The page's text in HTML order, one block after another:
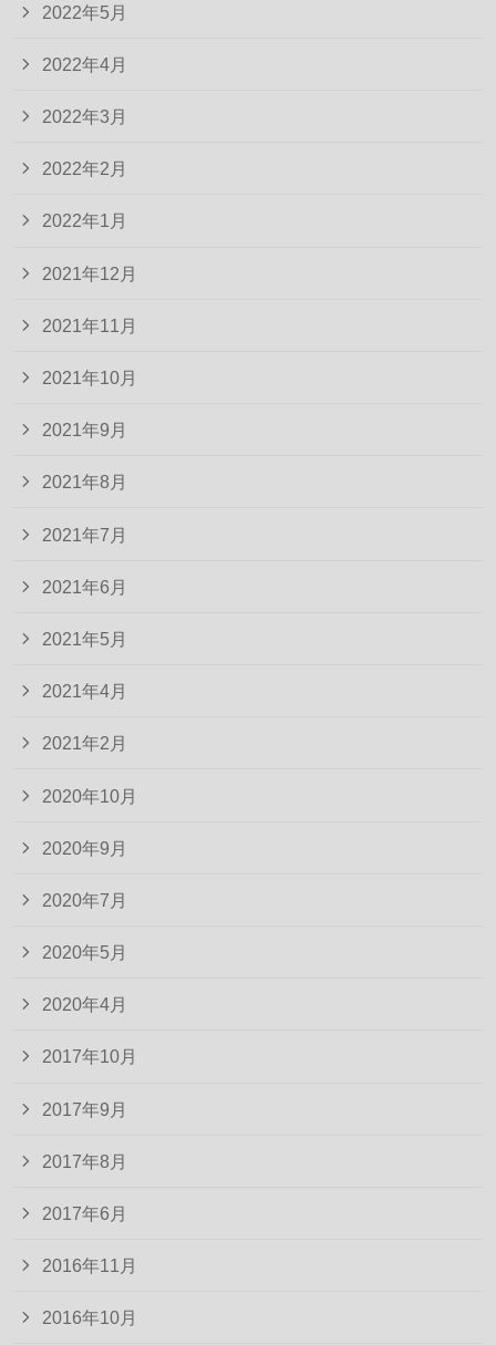
2022年5月
2022年4月
2022年3月
2022年2月
2022年1月
2021年12月
2021年11月
2021年10月
2021年9月
2021年8月
2021年7月
2021年6月
2021年5月
2021年4月
2021年2月
2020年10月
2020年9月
2020年7月
2020年5月
2020年4月
2017年10月
2017年9月
2017年8月
2017年6月
2016年11月
2016年10月